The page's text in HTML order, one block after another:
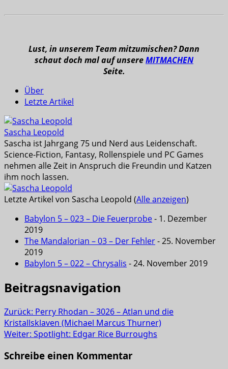
Lust, in unserem Team mitzumischen? Dann
schaut doch mal auf unsereMITMACHEN
Seite.
Über
Letzte Artikel
Sascha Leopold
Sascha ist Jahrgang 75 und Nerd aus Leidenschaft.
Science-Fiction, Fantasy, Rollenspiele und PC Games
nehmen alle Zeit in Anspruch die Freundin und Katzen
ihm noch lassen.
Letzte Artikel von Sascha Leopold (Alle anzeigen)
Babylon 5 – 023 – Die Feuerprobe- 1. Dezember
2019
The Mandalorian – 03 – Der Fehler- 25. November
2019
Babylon 5 – 022 – Chrysalis - 24. November 2019
Beitragsnavigation
Zurück: Perry Rhodan – 3026 – Atlan und die
Kristallsklaven (Michael Marcus Thurner)
Weiter: Spotlight: Edgar Rice Burroughs
Schreibe einen Kommentar